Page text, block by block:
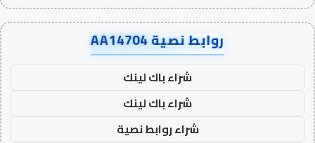
روابط نصية AA14704
شراء باك لينك
شراء باك لينك
شراء روابط نصية